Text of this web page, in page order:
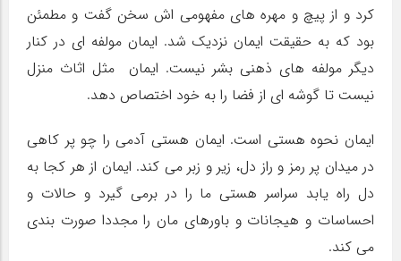
کرد و از پیچ و مهره های مفهومی اش سخن گفت و مطمئن
بود که به حقیقت ایمان نزدیک شد. ایمان مولفه ای در کنار
دیگر مولفه های ذهنی بشر نیست. ایمان مثل اثاث منزل
نیست تا گوشه ای از فضا را به خود اختصاص دهد.
ایمان نحوه هستی است. ایمان هستی آدمی را چو پر کاهی
در میدان پر رمز و راز دل، زیر و زبر می کند. ایمان از هر کجا به
دل راه یابد سراسر هستی ما را در برمی گیرد و حالات و
احساسات و هیجانات و باورهای مان را مجددا صورت بندی
می کند.